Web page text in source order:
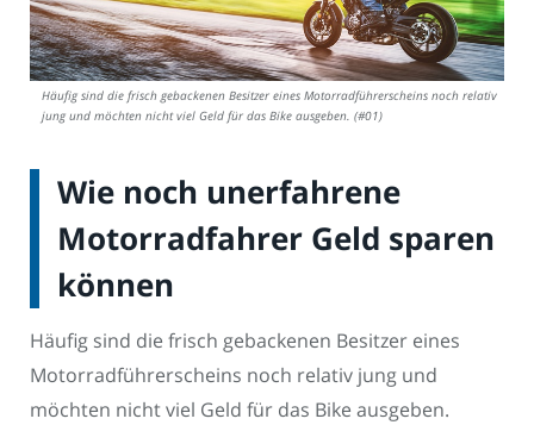
Häufig sind die frisch gebackenen Besitzer eines Motorradführerscheins noch relativ
jung und möchten nicht viel Geld für das Bike ausgeben. (#01)
Wie noch unerfahrene
Motorradfahrer Geld sparen
können
Häufig sind die frisch gebackenen Besitzer eines
Motorradführerscheins noch relativ jung und
möchten nicht viel Geld für das Bike ausgeben.